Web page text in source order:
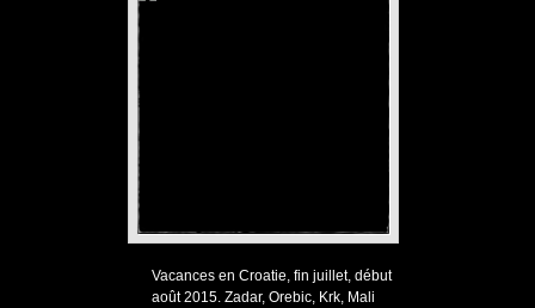
Vacances en Croatie, fin juillet, début
août 2015. Zadar, Orebic, Krk, Mali